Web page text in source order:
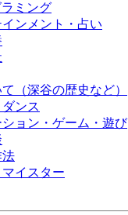
ミング
ンメント・占い
（深谷の歴史など）
ンス
ョン・ゲーム・遊び
法
イスター